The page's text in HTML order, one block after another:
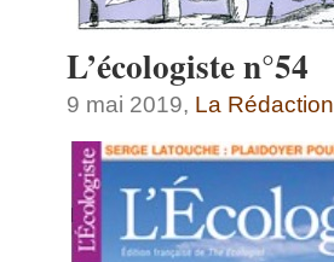
L’écologiste n°54
9 mai 2019, La Rédaction